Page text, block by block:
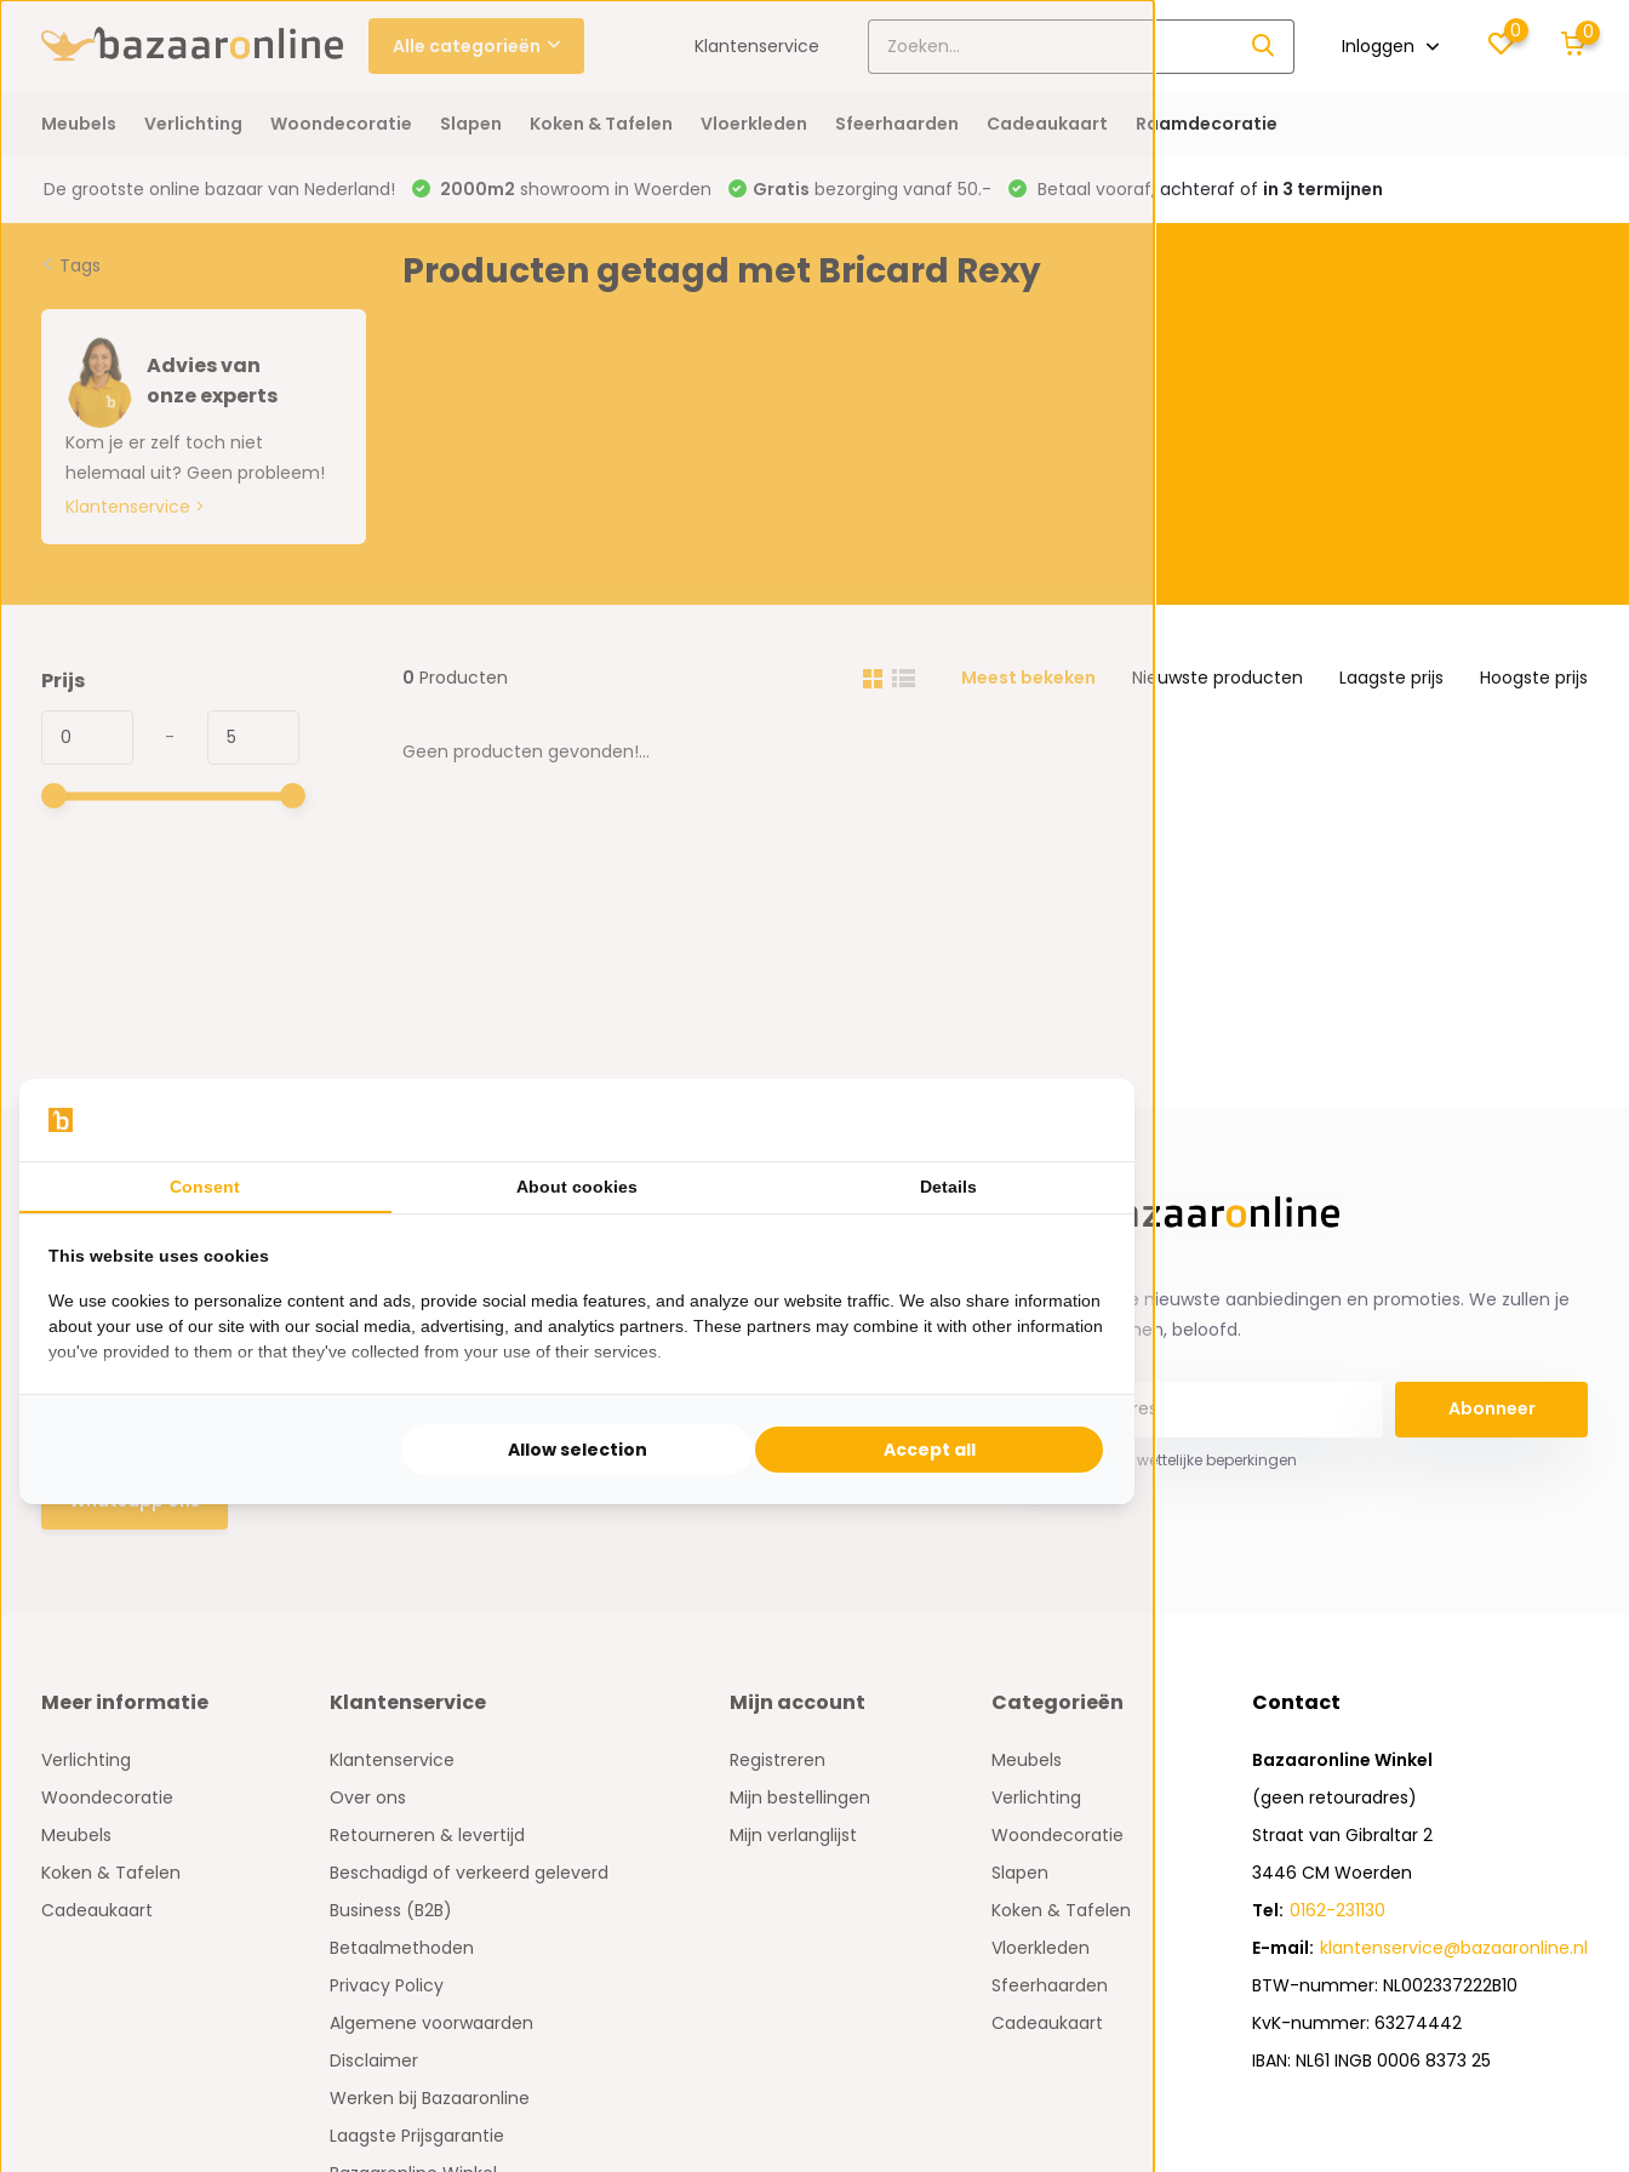
Alle categorieën Klantenservice Inloggen
0 0
Meubels Verlichting Woondecoratie Slapen Koken & Tafelen Vloerkleden Sfeerhaarden Cadeaukaart Raamdecoratie
De grootste online bazaar van Nederland! 2000m2 showroom in Woerden Gratis bezorging vanaf 50.- Betaal vooraf, achteraf of in 3 termijnen
Tags
Advies van
onze experts
Kom je er zelf toch niet
helemaal uit? Geen probleem!
Klantenservice >
Producten getagd met Bricard Rexy
Prijs
-
0 Producten Meest bekeken Nieuwste producten Laagste prijs Hoogste prijs
Geen producten gevonden!...
Hulp nodig?
Whatsapp ons
Heb je een vraag?
Bereikbaar van ma - vr 10:00 tot 17:00
0162-231130
klantenservice@bazaaronline.nl
Ontvang de nieuwste aanbiedingen en promoties. We zullen je
niet spammen, beloofd.
Abonneer
* Lees hier de wettelijke beperkingen
Meer informatie
Verlichting
Woondecoratie
Meubels
Koken & Tafelen
Cadeaukaart
Klantenservice
Klantenservice
Over ons
Retourneren & levertijd
Beschadigd of verkeerd geleverd
Business (B2B)
Betaalmethoden
Privacy Policy
Algemene voorwaarden
Disclaimer
Werken bij Bazaaronline
Laagste Prijsgarantie
Mijn account
Registreren
Mijn bestellingen
Mijn verlanglijst
Categorieën
Meubels
Verlichting
Woondecoratie
Slapen
Koken & Tafelen
Vloerkleden
Sfeerhaarden
Cadeaukaart
Contact
Bazaaronline Winkel
(geen retouradres)
Straat van Gibraltar 2
3446 CM Woerden
Tel: 0162-231130
E-mail: klantenservice@bazaaronline.nl
BTW-nummer: NL002337222B10
KvK-nummer: 63274442
IBAN: NL61 INGB 0006 8373 25
Consent About cookies Details
This website uses cookies
We use cookies to personalize content and ads, provide social media features, and analyze our website traffic. We also share information
about your use of our site with our social media, advertising, and analytics partners. These partners may combine it with other information
you've provided to them or that they've collected from your use of their services.
Allow selection Accept all